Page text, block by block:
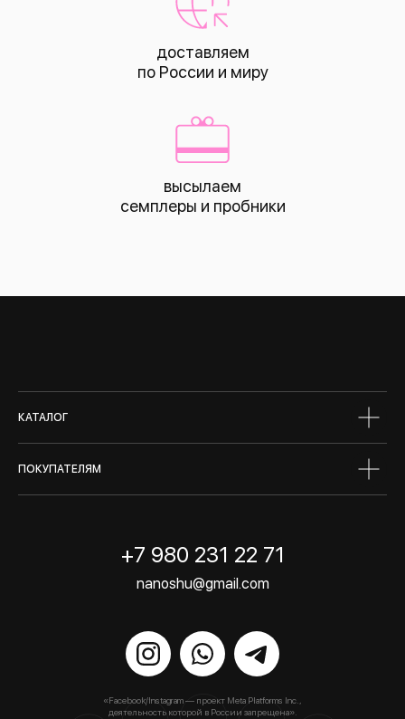
доставляем
по России и миру
высылаем
семплеры и пробники
КАТАЛОГ
ПОКУПАТЕЛЯМ
«Facebook/Instagram — проект Meta Platforms Inc.,
деятельность которой в России запрещена».
волосы
+7 980 231 22 71
nanoshu@gmail.com